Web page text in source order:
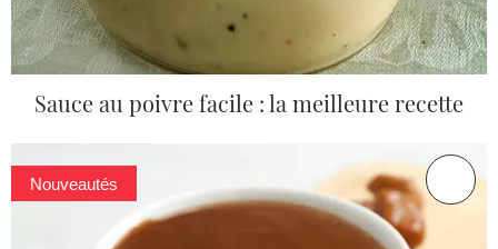
Sauce au poivre facile : la meilleure recette
Nouveautés